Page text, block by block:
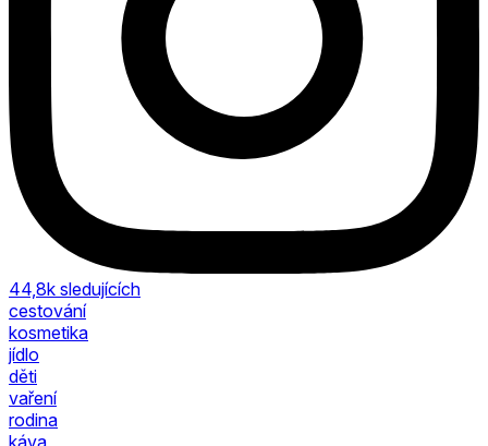
44,8k sledujících
cestování
kosmetika
jídlo
děti
vaření
rodina
káva